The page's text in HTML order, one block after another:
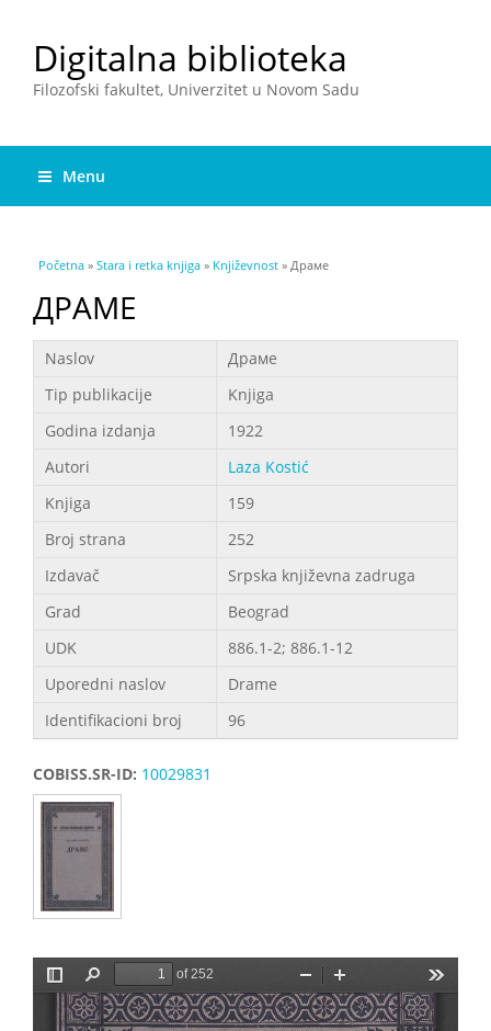
Digitalna biblioteka
Filozofski fakultet, Univerzitet u Novom Sadu
Menu
You are here
Početna » Stara i retka knjiga » Književnost » Драме
ДРАМЕ
Podaci
Naslov
Драме
Tip publikacije
Knjiga
Godina izdanja
1922
Autori
Laza Kostić
Knjiga
159
Broj strana
252
Izdavač
Srpska književna zadruga
Grad
Beograd
UDK
886.1-2; 886.1-12
Uporedni naslov
Drame
Identifikacioni broj
96
COBISS.SR-ID: 10029831